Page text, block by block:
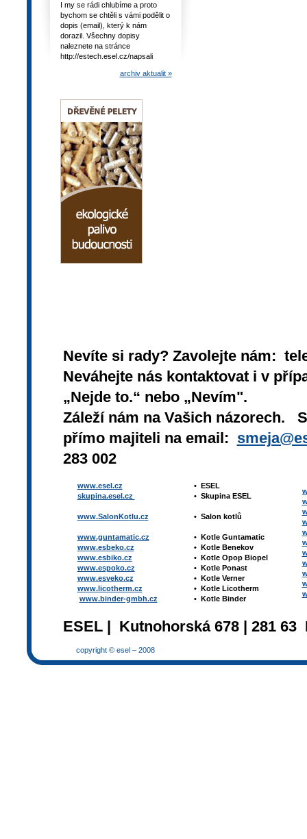
I my se rádi chlubíme a proto
bychom se chtěli s vámi podělit o
dopis (email), který k nám
dorazil. Všechny dopisy
naleznete na stránce
http://estech.esel.cz/napsali
archiv aktualit »
Nevíte si rady? Zavolejte nám:
Neváhejte nás kontaktovat i v
„Nejde to.“ nebo „Nevím".
Záleží nám na Vašich názorech.
přímo majiteli na email:
283 002
www.esel.cz
skupina.esel.cz
www.SalonKotlu.cz
www.guntamatic.cz
www.esbeko.cz
www.esbiko.cz
www.espoko.cz
www.esveko.cz
www.licotherm.cz
www.binder-gmbh.cz
• ESEL
• Skupina ESEL
• Salon kotlů
• Kotle Guntamatic
• Kotle Benekov
• Kotle Opop Biopel
• Kotle Ponast
• Kotle Verner
• Kotle Licotherm
• Kotle Binder
ESEL | Kutnohorská 678 | 281
copyright © esel – 2008